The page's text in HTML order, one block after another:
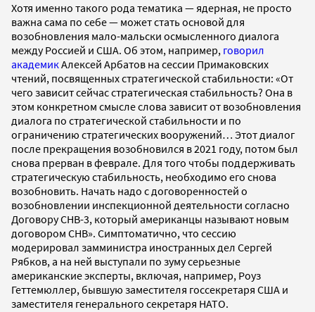
Хотя именно такого рода тематика — ядерная, не просто
важна сама по себе — может стать основой для
возобновления мало-мальски осмысленного диалога
между Россией и США. Об этом, например, говорил
академикАлексей Арбатов на сессии Примаковских
чтений, посвященных стратегической стабильности: «От
чего зависит сейчас стратегическая стабильность? Она в
этом конкретном смысле слова зависит от возобновления
диалога по стратегической стабильности и по
ограничению стратегических вооружений… Этот диалог
после прекращения возобновился в 2021 году, потом был
снова прерван в феврале. Для того чтобы поддерживать
стратегическую стабильность, необходимо его снова
возобновить. Начать надо с договоренностей о
возобновлении инспекционной деятельности согласно
Договору СНВ-3, который американцы называют новым
договором СНВ». Симптоматично, что сессию
модерировал замминистра иностранных дел Сергей
Рябков, а на ней выступали по зуму серьезные
американские эксперты, включая, например, Роуз
Геттемюллер, бывшую заместителя госсекретаря США и
заместителя генерального секретаря НАТО.